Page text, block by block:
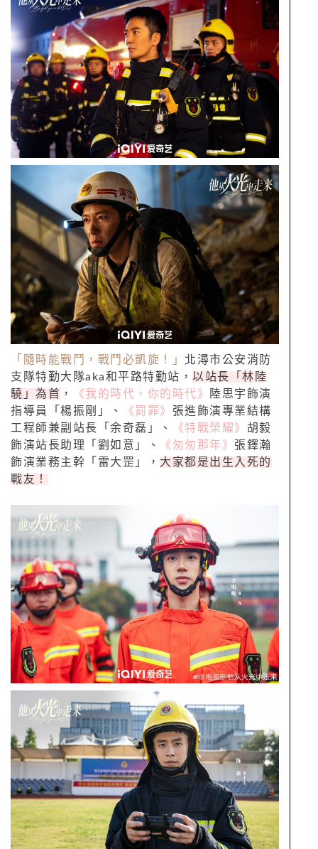
「隨時能戰鬥，戰鬥必凱旋！」 北潯市公安消防
支隊特勤大隊aka和平路特勤站， 以站長「林陸
驍」為首 ， 《我的時代，你的時代》
陸思宇飾演
指導員「楊振剛」、
《罰罪》 張進飾演專業結構
工程師兼副站長「余奇磊」、
《特戰榮耀》 胡毅
飾演站長助理「劉如意」、
《匆匆那年》 張鐸瀚
飾演業務主幹「雷大罡」， 大家都是出生入死的
戰友！